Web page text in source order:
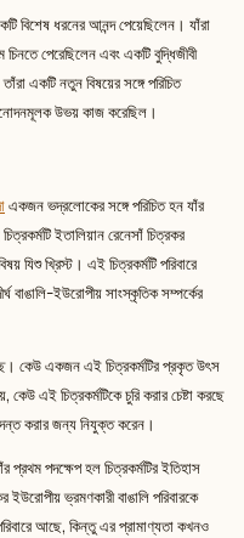
বিশেষ ধরনের আনন্দ পেয়েছিলেন। যাঁরা
পেরেছিলেন এবং একটি বুদ্ধিজীবী
একটি নতুন বিষয়ের সঙ্গে পরিচিত
উভয় কাজ করেছিল।
একজন ভদ্রলোকের সঙ্গে পরিচিত হন যাঁর
ইতালিয়ান রেনেসাঁ চিত্রকর
যিশু খ্রিস্ট। এই চিত্রকর্মটি পরিবারে
বাঙালি-ইউরোপীয় সাংস্কৃতিক সম্পর্কের
কেউ একজন এই চিত্রকর্মটির প্রকৃত উৎস
এই চিত্রকর্মটিকে চুরি করার চেষ্টা করছে
করার জন্য নিযুক্ত করেন।
পদক্ষেপ হল চিত্রকর্মটির ইতিহাস
ভ্রমণকারী বাঙালি পরিবারকে
আছে, কিন্তু এর প্রামাণ্যতা কখনও